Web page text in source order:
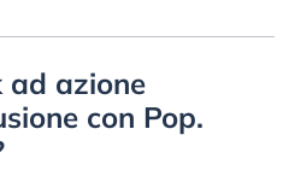
ad azione
con Pop.